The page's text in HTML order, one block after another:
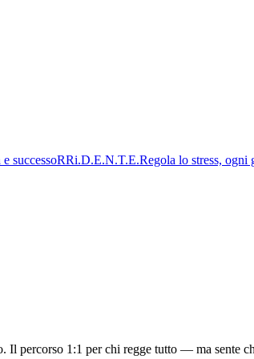
successoRRi.D.E.N.T.E.Regola lo stress, ogni
percorso 1:1 per chi regge tutto — ma sente